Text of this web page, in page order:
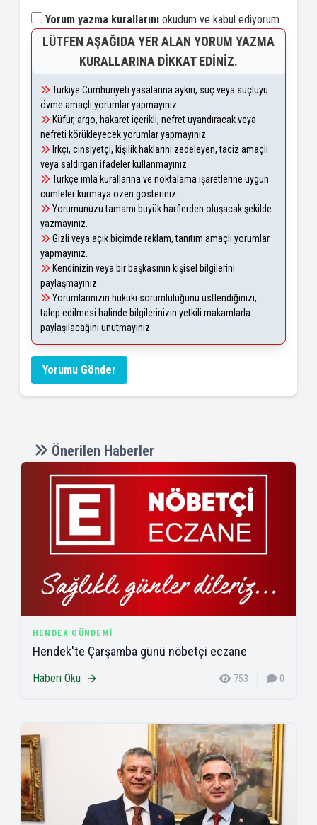
Yorum yazma kurallarını okudum ve kabul ediyorum.
LÜTFEN AŞAĞIDA YER ALAN YORUM YAZMA
KURALLARINA DIKKAT EDINIZ.
Türkiye Cumhuriyeti yasalarına aykırı, suç veya suçluyu
övme amaçlı yorumlar yapmayınız.
Küfür, argo, hakaret içerikli, nefret uyandıracak veya
nefreti körükleyecek yorumlar yapmayınız.
Irkçı, cinsiyetçi, kişilik haklarını zedeleyen, taciz amaçlı
veya saldırgan ifadeler kullanmayınız.
Türkçe imla kurallarına ve noktalama işaretlerine uygun
cümleler kurmaya özen gösteriniz.
Yorumunuzu tamamı büyük harflerden oluşacak şekilde
yazmayınız.
Gizli veya açık biçimde reklam, tanıtım amaçlı yorumlar
yapmayınız.
Kendinizin veya bir başkasının kişisel bilgilerini
paylaşmayınız.
Yorumlarınızın hukuki sorumluluğunu üstlendiğinizi,
talep edilmesi halinde bilgilerinizin yetkili makamlarla
paylaşılacağını unutmayınız.
Yorumu Gönder
Önerilen Haberler
HENDEK GÜNDEMI
Hendek'te Çarşamba günü nöbetçi eczane
Haberi Oku 753 0